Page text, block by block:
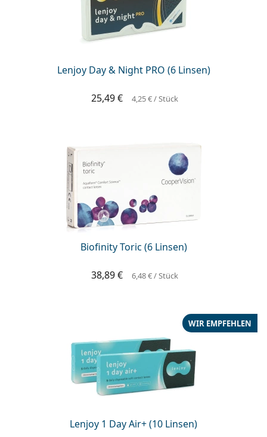
Lenjoy Day & Night PRO (6 Linsen)
25,49 € 4,25 €/ Stück
Biofinity Toric (6 Linsen)
38,89 € 6,48 €/ Stück
Lenjoy 1 Day Air+ (10 Linsen)
WIR EMPFEHLEN